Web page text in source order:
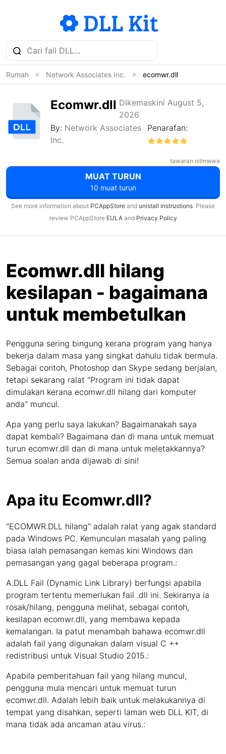
Rumah Network Associates Inc. ecomwr.dll
Ecomwr.dll Dikemaskini August 5,
2026
By: Network Associates
Inc.
Penarafan:
tawaran istimewa
MUAT TURUN
10 muat turun
See more information about PCAppStore and unistall instrustions. Please
review PCAppStore EULAand Privacy Policy
Ecomwr.dll hilang
kesilapan - bagaimana
untuk membetulkan
Pengguna sering bingung kerana program yang hanya
bekerja dalam masa yang singkat dahulu tidak bermula.
Sebagai contoh, Photoshop dan Skype sedang berjalan,
tetapi sekarang ralat "Program ini tidak dapat
dimulakan kerana ecomwr.dll hilang dari komputer
anda" muncul.
Apa yang perlu saya lakukan? Bagaimanakah saya
dapat kembali? Bagaimana dan di mana untuk memuat
turun ecomwr.dll dan di mana untuk meletakkannya?
Semua soalan anda dijawab di sini!
Apa itu Ecomwr.dll?
"ECOMWR.DLL hilang" adalah ralat yang agak standard
pada Windows PC. Kemunculan masalah yang paling
biasa ialah pemasangan kemas kini Windows dan
pemasangan yang gagal beberapa program.:
A.DLL Fail (Dynamic Link Library) berfungsi apabila
program tertentu memerlukan fail .dll ini. Sekiranya ia
rosak/hilang, pengguna melihat, sebagai contoh,
kesilapan ecomwr.dll, yang membawa kepada
kemalangan. Ia patut menambah bahawa ecomwr.dll
adalah fail yang digunakan dalam visual C ++
redistribusi untuk Visual Studio 2015.:
Apabila pemberitahuan fail yang hilang muncul,
pengguna mula mencari untuk memuat turun
ecomwr.dll. Adalah lebih baik untuk melakukannya di
tempat yang disahkan, seperti laman web DLL KIT, di
mana tidak ada ancaman atau virus.: